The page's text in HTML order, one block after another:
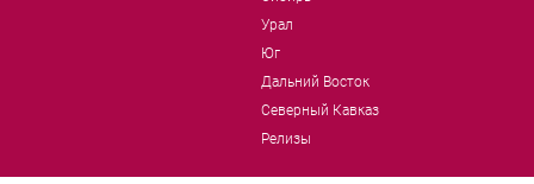
Урал
Юг
Дальний Восток
Северный Кавказ
Релизы